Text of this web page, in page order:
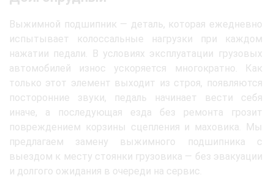
Выжимной подшипник — деталь, которая ежедневно
испытывает колоссальные нагрузки при каждом
нажатии педали. В условиях эксплуатации грузовых
автомобилей износ ускоряется многократно. Как
только этот элемент выходит из строя, появляются
посторонние звуки, педаль начинает вести себя
иначе, а последующая езда без ремонта грозит
повреждением корзины сцепления и маховика. Мы
предлагаем замену выжимного подшипника с
выездом к месту стоянки грузовика — без эвакуации
и долгого ожидания в очереди на сервис.